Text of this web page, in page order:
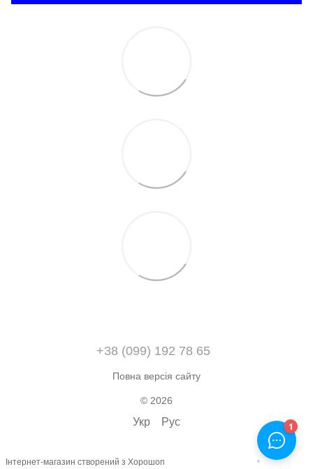
+38 (099) 192 78 65
Повна версія сайту
© 2026
Укр Рус
Інтернет-магазин створений з Хорошоп